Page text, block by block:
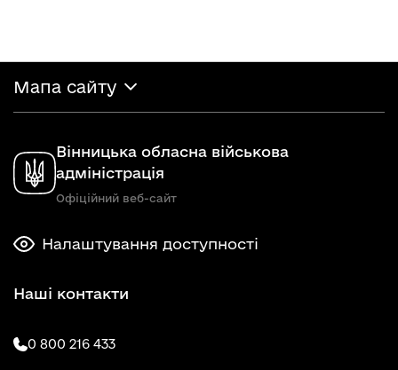
Мапа сайту
Вінницька обласна військова
адміністрація
Офіційний веб-сайт
Налаштування доступності
Наші контакти
0 800 216 433